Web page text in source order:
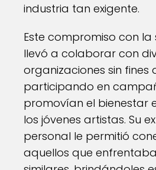
industria tan exigente.
Este compromiso con
llevó a colaborar con
organizaciones sin fines
participando en
promovían el bienestar
los jóvenes artistas. Su
personal le permitió
aquellos que